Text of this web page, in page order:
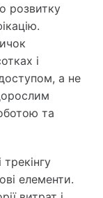
розвитку
і
а не
та
елементи.